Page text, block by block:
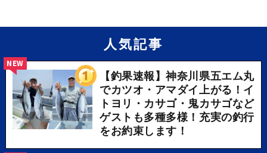
人気記事
【釣果速報】神奈川県五エム丸
でカツオ・アマダイ上がる！イ
トヨリ・カサゴ・鬼カサゴなど
ゲストも多種多様！充実の釣行
をお約束します！
NEW